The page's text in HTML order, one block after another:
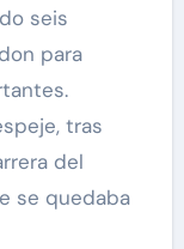
seis
para
tras
del
se quedaba